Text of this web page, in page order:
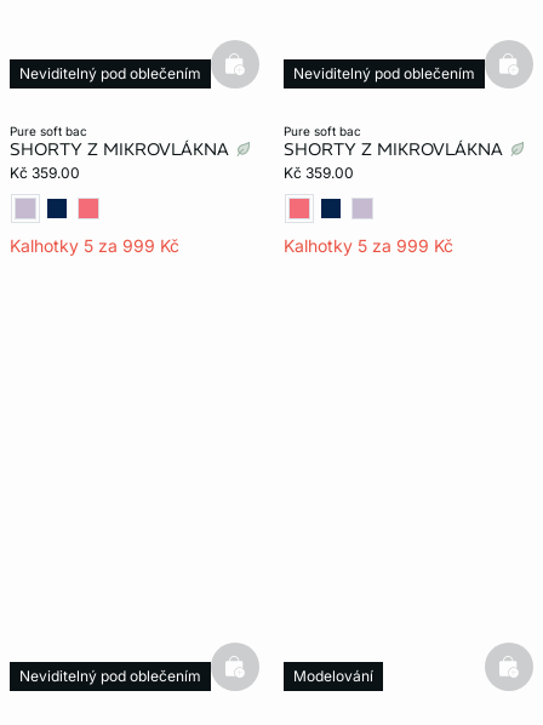
pure soft bac
SHORTY Z MIKROVLÁKNA
Kč 359.00
Kalhotky 5 za 999 Kč
Neviditelný pod oblečením basketfull
pure soft bac
SHORTY Z MIKROVLÁKNA
Kč 359.00
Kalhotky 5 za 999 Kč
Neviditelný pod oblečením
Neviditelný pod oblečením basketfullModelování